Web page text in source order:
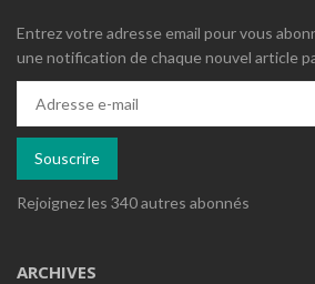
Entrez votre adresse email pour vous
une notification de chaque nouvel article
mail
Souscrire
Rejoignez les 340 autres abonnés
ARCHIVES